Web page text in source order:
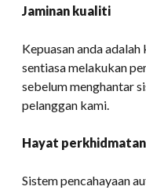
Jaminan kualiti
Kepuasan anda
sentiasa melakukan
sebelum menghantar
pelanggan kami.
Hayat
Sistem pencahayaan